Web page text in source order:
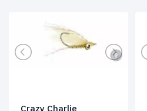
Crazy Charlie